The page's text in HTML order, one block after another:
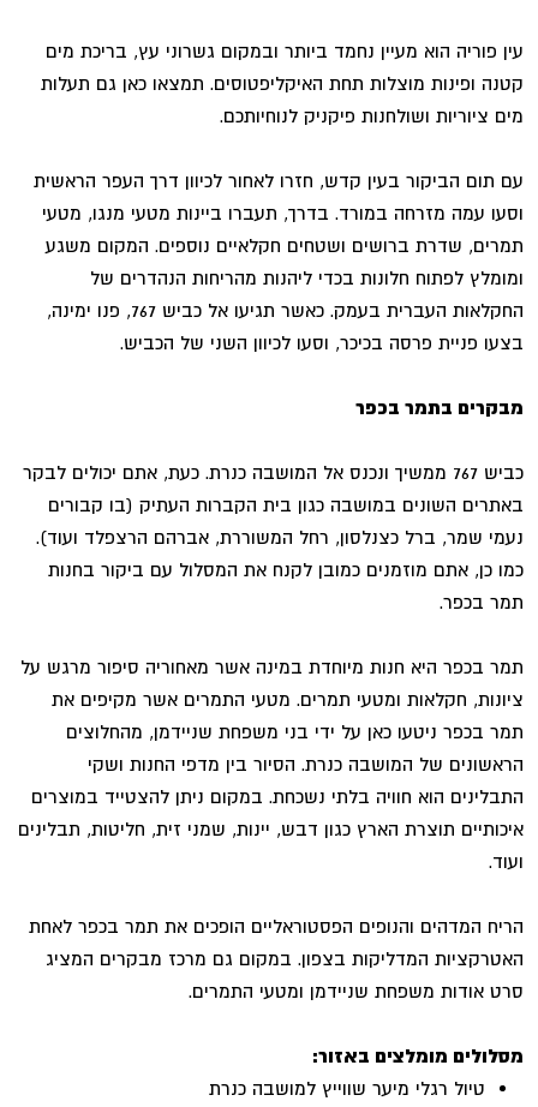
עין פוריה הוא מעיין נחמד ביותר ובמקום גשרוני עץ, בריכת מים
קטנה ופינות מוצלות תחת האיקליפטוסים. תמצאו כאן גם תעלות
מים ציוריות ושולחנות פיקניק לנוחיותכם.
עם תום הביקור בעין קדש, חזרו לאחור לכיוון דרך העפר הראשית
וסעו עמה מזרחה במורד. בדרך, תעברו ביינות מטעי מנגו, מטעי
תמרים, שדרת ברושים ושטחים חקלאיים נוספים. המקום משגע
ומומלץ לפתוח חלונות בכדי ליהנות מהריחות הנהדרים של
החקלאות העברית בעמק. כאשר תגיעו אל כביש 767, פנו ימינה,
בצעו פניית פרסה בכיכר, וסעו לכיוון השני של הכביש.
מבקרים בתמר בכפר
כביש 767 ממשיך ונכנס אל המושבה כנרת. כעת, אתם יכולים לבקר
באתרים השונים במושבה כגון בית הקברות העתיק (בו קבורים
נעמי שמר, ברל כצנלסון, רחל המשוררת, אברהם הרצפלד ועוד).
כמו כן, אתם מוזמנים כמובן לקנח את המסלול עם ביקור בחנות
תמר בכפר.
תמר בכפר היא חנות מיוחדת במינה אשר מאחוריה סיפור מרגש על
ציונות, חקלאות ומטעי תמרים. מטעי התמרים אשר מקיפים את
תמר בכפר ניטעו כאן על ידי בני משפחת שניידמן, מהחלוצים
הראשונים של המושבה כנרת. הסיור בין מדפי החנות ושקי
התבלינים הוא חוויה בלתי נשכחת. במקום ניתן להצטייד במוצרים
איכותיים תוצרת הארץ כגון דבש, יינות, שמני זית, חליטות, תבלינים
ועוד.
הריח המדהים והנופים הפסטוראליים הופכים את תמר בכפר לאחת
האטרקציות המדליקות בצפון. במקום גם מרכז מבקרים המציג
סרט אודות משפחת שניידמן ומטעי התמרים.
מסלולים מומלצים באזור:
טיול רגלי מיער שווייץ למושבה כנרת